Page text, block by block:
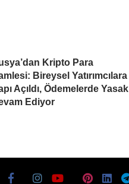
Kripto Para
Bireysel Yatırımcılara
Açıldı, Ödemelerde Yasak
Ediyor